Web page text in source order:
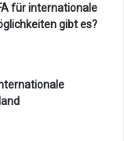
für internationale
gibt es?